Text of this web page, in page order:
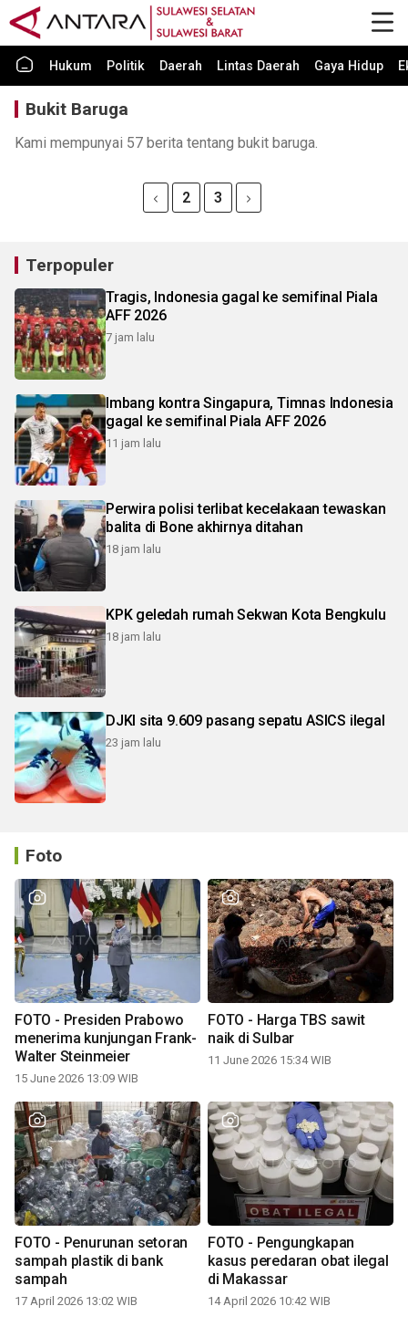
Hukum Politik Daerah Lintas Daerah Gaya Hidup
Bukit Baruga
Kami mempunyai 57 berita tentang bukit baruga.
2 3
Terpopuler
Tragis, Indonesia gagal ke semifinal Piala
AFF 2026
7 jam lalu
Imbang kontra Singapura, Timnas Indonesia
gagal ke semifinal Piala AFF 2026
11 jam lalu
Perwira polisi terlibat kecelakaan tewaskan
balita di Bone akhirnya ditahan
18 jam lalu
KPK geledah rumah Sekwan Kota Bengkulu
18 jam lalu
DJKI sita 9.609 pasang sepatu ASICS ilegal
23 jam lalu
Foto
FOTO - Presiden Prabowo
menerima kunjungan Frank-
Walter Steinmeier
15 June 2026 13:09 WIB
FOTO - Harga TBS sawit
naik di Sulbar
11 June 2026 15:34 WIB
FOTO - Penurunan setoran
sampah plastik di bank
sampah
17 April 2026 13:02 WIB
FOTO - Pengungkapan
kasus peredaran obat ilegal
di Makassar
14 April 2026 10:42 WIB